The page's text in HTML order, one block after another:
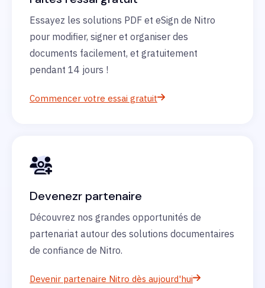
Essayez les solutions PDF et eSign de Nitro
pour modifier, signer et organiser des
documents facilement, et gratuitement
pendant 14 jours !
Commencer votre essai gratuit
Devenezr partenaire
Découvrez nos grandes opportunités de
partenariat autour des solutions documentaires
de confiance de Nitro.
Devenir partenaire Nitro dès aujourd'hui